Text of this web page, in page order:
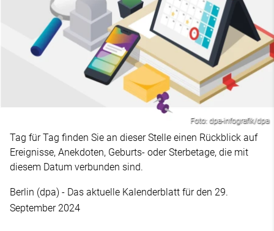
Foto: dpa-infografik/dpa
Tag für Tag finden Sie an dieser Stelle einen Rückblick auf
Ereignisse, Anekdoten, Geburts- oder Sterbetage, die mit
diesem Datum verbunden sind.
Berlin (dpa) - Das aktuelle Kalenderblatt für den 29.
September 2024